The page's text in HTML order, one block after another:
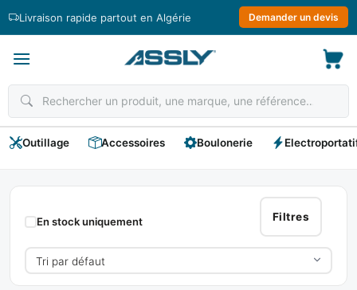
Livraison rapide partout en Algérie Demander un devis
Outillage Accessoires Boulonerie
Vilebrequin
Filtres
En stock uniquement